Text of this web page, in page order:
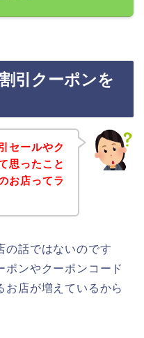
引クーポンを
セールやク
思ったこと
お店ってラ
の話ではないのです
ポンやクーポンコード
お店が増えているから